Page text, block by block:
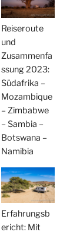
Reiseroute
und
Zusammenfa
ssung 2023:
Südafrika –
Mozambique
– Zimbabwe
– Sambia –
Botswana –
Namibia
Erfahrungsb
ericht: Mit